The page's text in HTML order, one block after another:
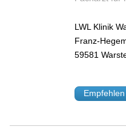
LWL Klinik
Franz-
59581
Empfehlen